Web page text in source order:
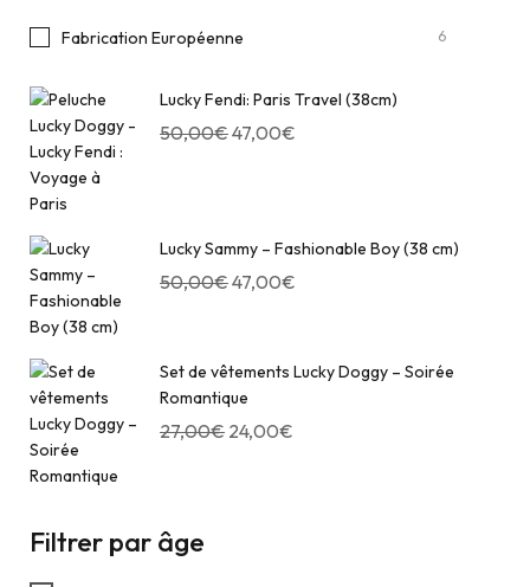
Fabrication Européenne 6
Lucky Fendi: Paris Travel (38cm)
50,00€47,00€
Lucky Sammy – Fashionable Boy (38 cm)
50,00€47,00€
Set de vêtements Lucky Doggy – Soirée
Romantique
27,00€ 24,00€
Filtrer par âge